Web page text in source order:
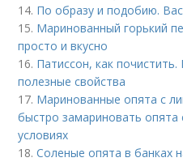
14. По образу и подобию.
15. Маринованный горький
просто и вкусно
16. Патиссон, как
полезные свойства
17. Маринованные опята с
быстро замариновать опята
условиях
18.Соленые опята в банках